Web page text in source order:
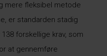
mere fleksibel metode
er standarden stadig
forskellige krav, som
at gennemføre